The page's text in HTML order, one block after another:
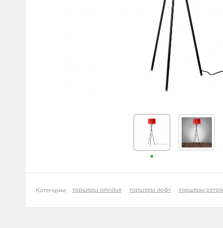
Категории: торшеры omnilux торшеры лофт торшеры ретро